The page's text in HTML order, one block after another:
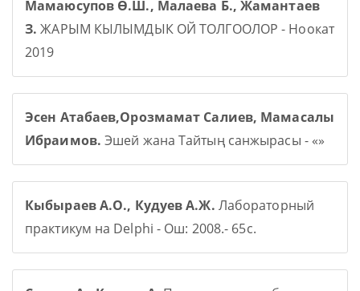
Мамаюсупов Ө.Ш., Малаева Б., Жамантаев
З. ЖАРЫМ КЫЛЫМДЫК ОЙ ТОЛГООЛОР - Ноокат
2019
Эсен Атабаев,Орозмамат Салиев, Мамасалы
Ибраимов. Эшей жана Тайтың санжырасы - «»
Кыбыраев А.О., Кудуев А.Ж. Лабораторный
практикум на Delphi - Ош: 2008.- 65с.